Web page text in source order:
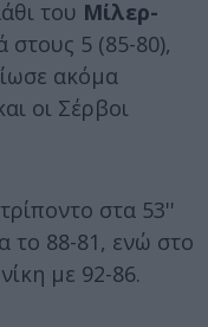
του Μίλερ-
στους 5 (85-80),
ακόμα
οι Σέρβοι
στα 53''
το 88-81, ενώ στο
με 92-86.